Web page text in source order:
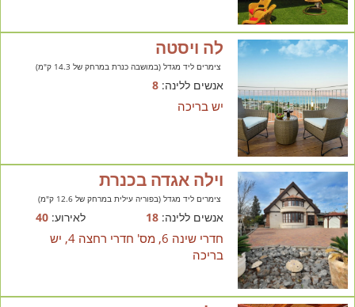
לה ויסטה
צימרים ליד מגדל (במושבה כנרת במרחק של 14.3 ק"מ)
אנשים ללינה:8
יש בריכה
וילה אגדה בכנרת
צימרים ליד מגדל (בפוריה עילית במרחק של 12.6 ק"מ)
אנשים ללינה:18 לאירוע:40
חדרי שינה 6, מס' חדרי רחצה 4, יש
בריכה